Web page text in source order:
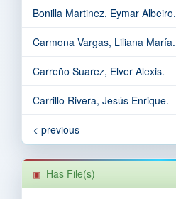
Bonilla Martinez, Eymar Albeiro.
Carmona Vargas, Liliana María.
Carreño Suarez, Elver Alexis.
Carrillo Rivera, Jesús Enrique.
< previous
Has File(s)